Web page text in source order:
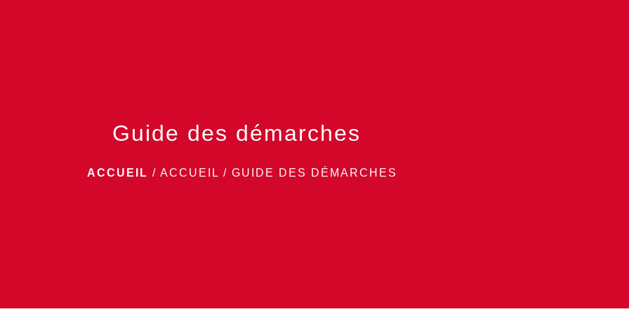
Guide des démarches
ACCUEIL / ACCUEIL / GUIDE DES DÉMARCHES